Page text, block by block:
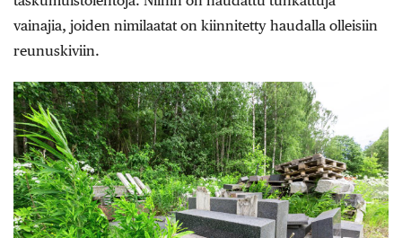
vainajia, joiden nimilaatat on kiinnitetty haudalla olleisiin
reunuskiviin.